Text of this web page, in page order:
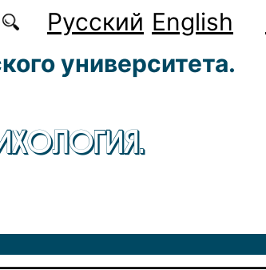
Русский English
университета.